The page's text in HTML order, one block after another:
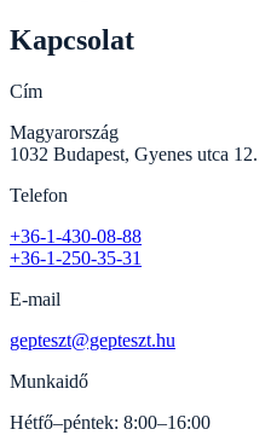
Kapcsolat
Cím
Magyarország
1032 Budapest, Gyenes utca 12.
Telefon
+36-1-430-08-88
+36-1-250-35-31
E-mail
gepteszt@gepteszt.hu
Munkaidő
Hétfő–péntek: 8:00–16:00